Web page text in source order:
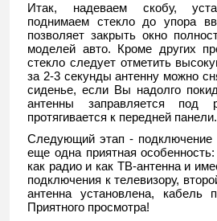
Итак, надеваем скобу,
поднимаем стекло до упора
позволяет закрыть окно
моделей авто. Кроме других
стекло следует отметить
за 2-3 секунды антенну можно
сиденье, если Вы надолго
антенны заправляется
протягивается к передней панели.
Следующий этап - подключение
еще одна приятная
как радио и как ТВ-антенна и
подключения к телевизору,
антенна установлена, кабель
Приятного просмотра!